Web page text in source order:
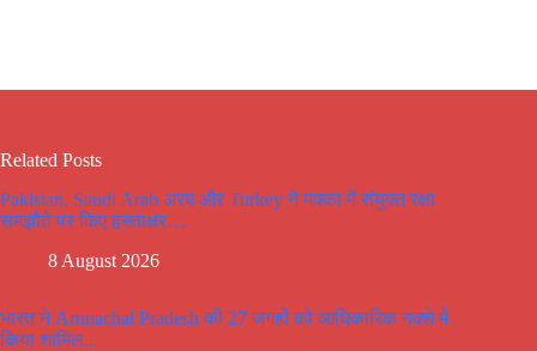
Related Posts
Pakistan, Saudi Arab अरब और Turkey ने मक्का में संयुक्त रक्षा
समझौते पर किए हस्ताक्षर…
8 August 2026
भारत ने Arunachal Pradesh की 27 जगहों को आधिकारिक नक्शे में
किया शामिल..